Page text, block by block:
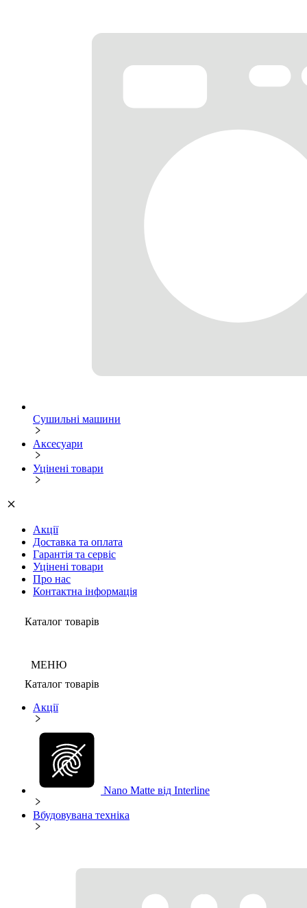
Сушильні машини
Аксесуари
Уцінені товари
Акції
Доставка та оплата
Гарантія та сервіс
Уцінені товари
Про нас
Контактна інформація
Каталог товарів
МЕНЮ
Каталог товарів
Акції
Nano Matte від Interline
Вбудовувана техніка